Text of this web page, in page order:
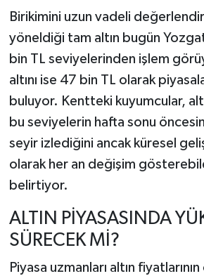
Birikimini uzun vadeli
yöneldiği tam altın bugün
bin TL seviyelerinden işlem
altını ise 47 bin TL olarak
buluyor. Kentteki kuyumcular,
bu seviyelerin hafta sonu
seyir izlediğini ancak küresel
olarak her an değişim
belirtiyor.
ALTIN PİYASASINDA
SÜRECEK Mİ?
Piyasa uzmanları altın